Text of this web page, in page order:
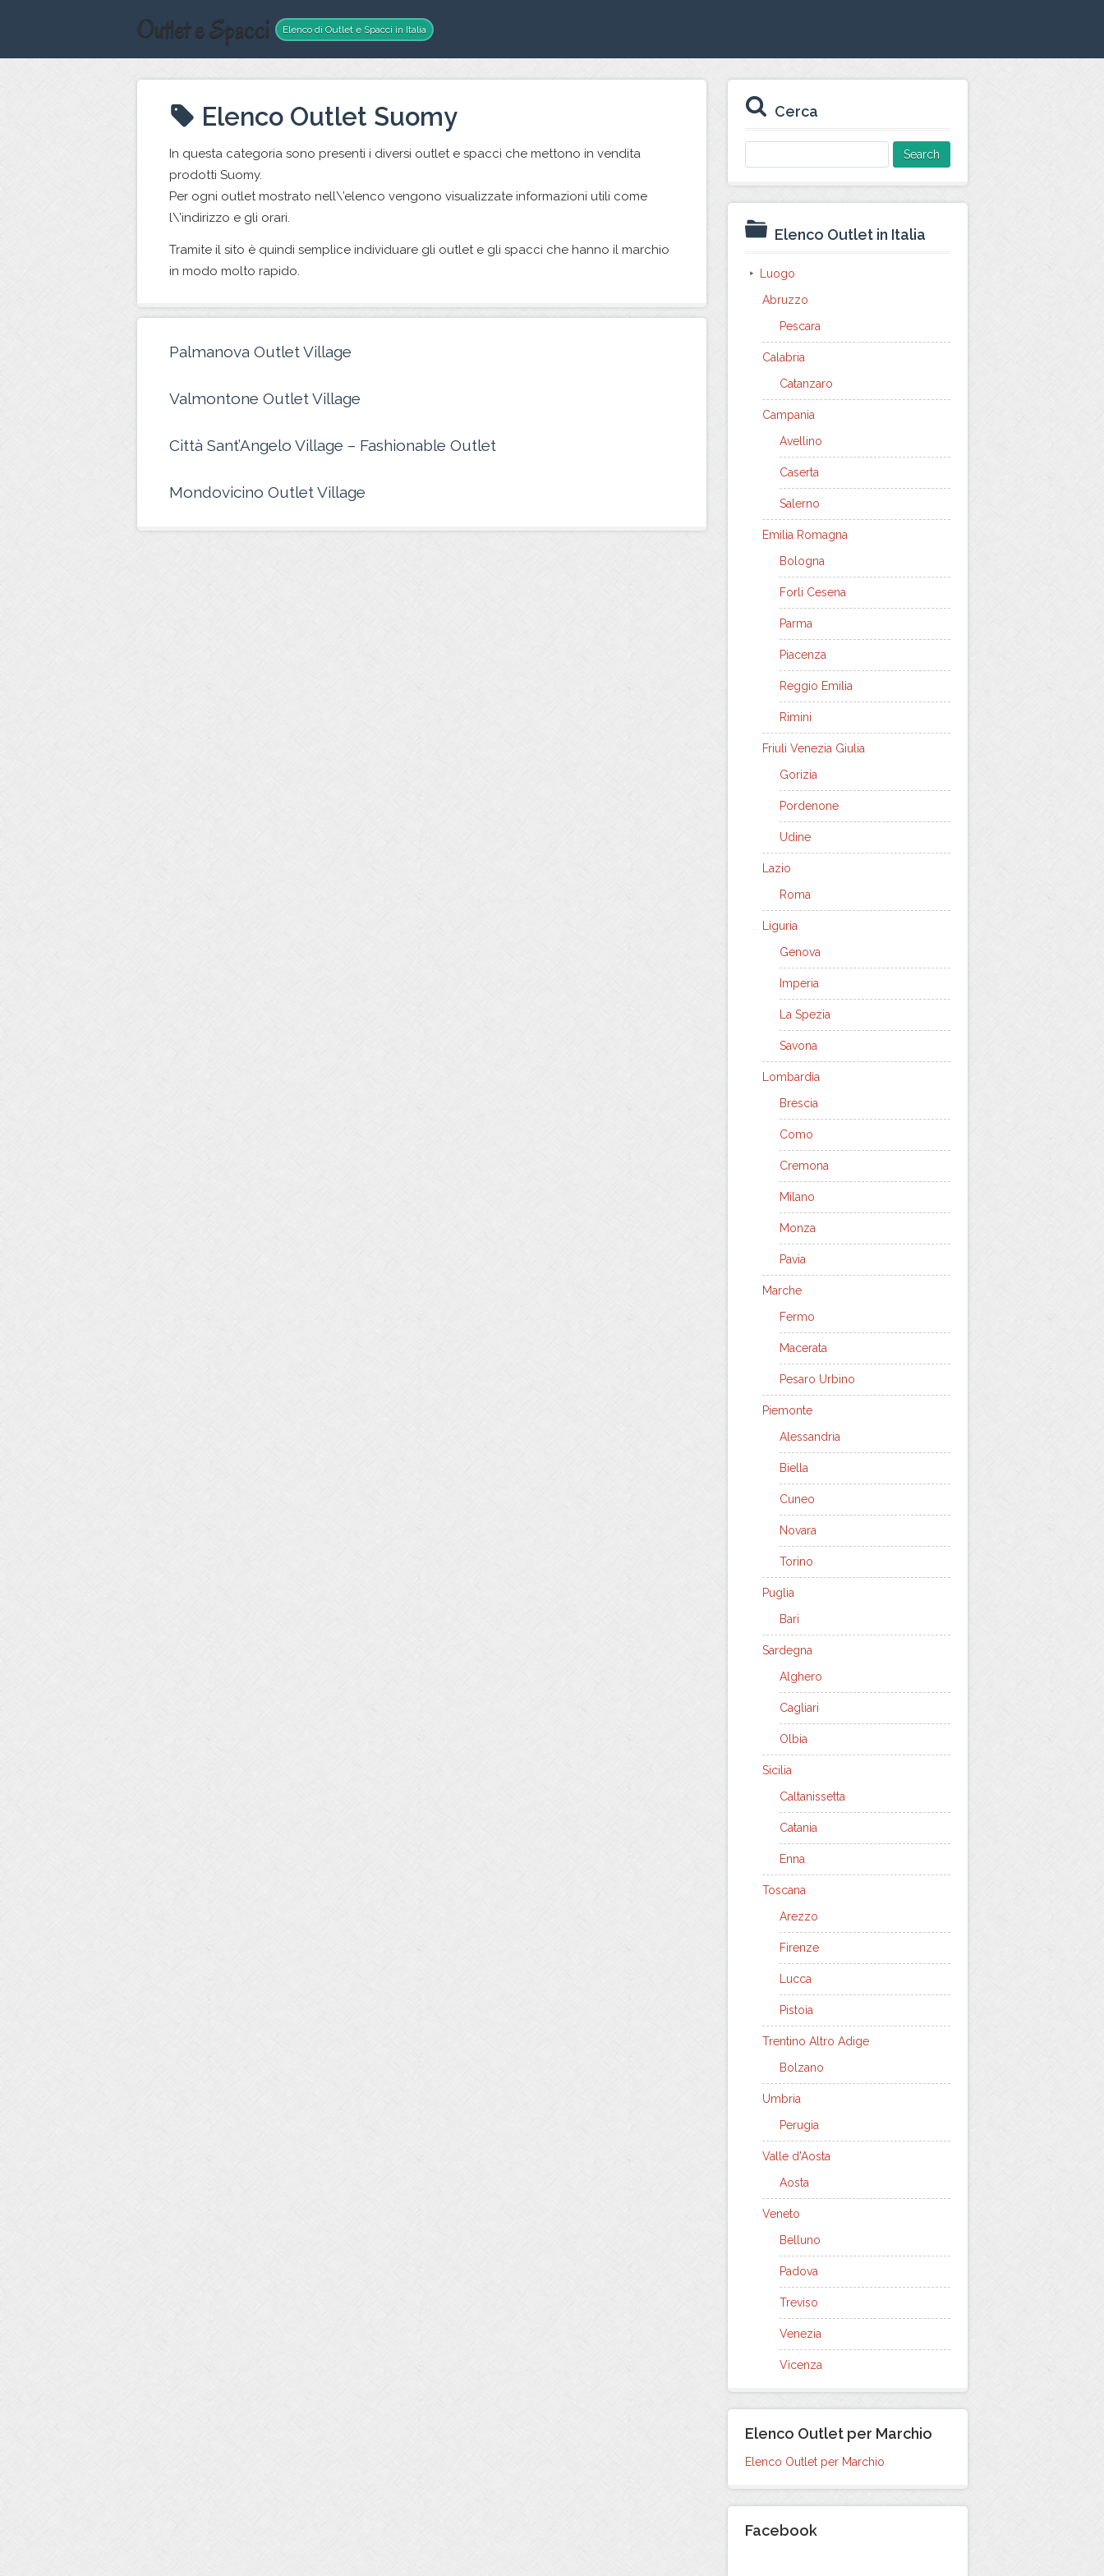
Outlet e Spacci Elenco di Outlet e Spacci in Italia
Elenco Outlet Suomy
In questa categoria sono presenti i diversi outlet e spacci che mettono in vendita
prodotti Suomy.
Per ogni outlet mostrato nell\’elenco vengono visualizzate informazioni utili come
l\’indirizzo e gli orari.
Tramite il sito è quindi semplice individuare gli outlet e gli spacci che hanno il marchio
in modo molto rapido.
Palmanova Outlet Village
Valmontone Outlet Village
Città Sant’Angelo Village – Fashionable Outlet
Mondovicino Outlet Village
Cerca
for:
Elenco Outlet in Italia
Luogo
Abruzzo
Pescara
Calabria
Catanzaro
Campania
Avellino
Caserta
Salerno
Emilia Romagna
Bologna
Forli Cesena
Parma
Piacenza
Reggio Emilia
Rimini
Friuli Venezia Giulia
Gorizia
Pordenone
Udine
Lazio
Roma
Liguria
Genova
Imperia
La Spezia
Savona
Lombardia
Brescia
Como
Cremona
Milano
Monza
Pavia
Marche
Fermo
Macerata
Pesaro Urbino
Piemonte
Alessandria
Biella
Cuneo
Novara
Torino
Puglia
Bari
Sardegna
Alghero
Cagliari
Olbia
Sicilia
Caltanissetta
Catania
Enna
Toscana
Arezzo
Firenze
Lucca
Pistoia
Trentino Altro Adige
Bolzano
Umbria
Perugia
Valle d'Aosta
Aosta
Veneto
Belluno
Padova
Treviso
Venezia
Vicenza
Elenco Outlet per Marchio
Elenco Outlet per Marchio
Facebook